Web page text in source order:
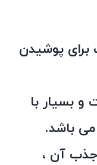
پوشیدن
و بسیار با
باشد.
جذب آن ،